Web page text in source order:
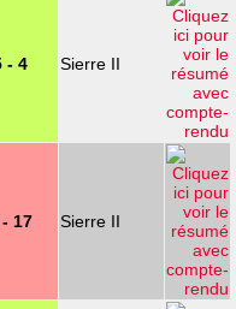
- 4 Sierre II
17 Sierre II